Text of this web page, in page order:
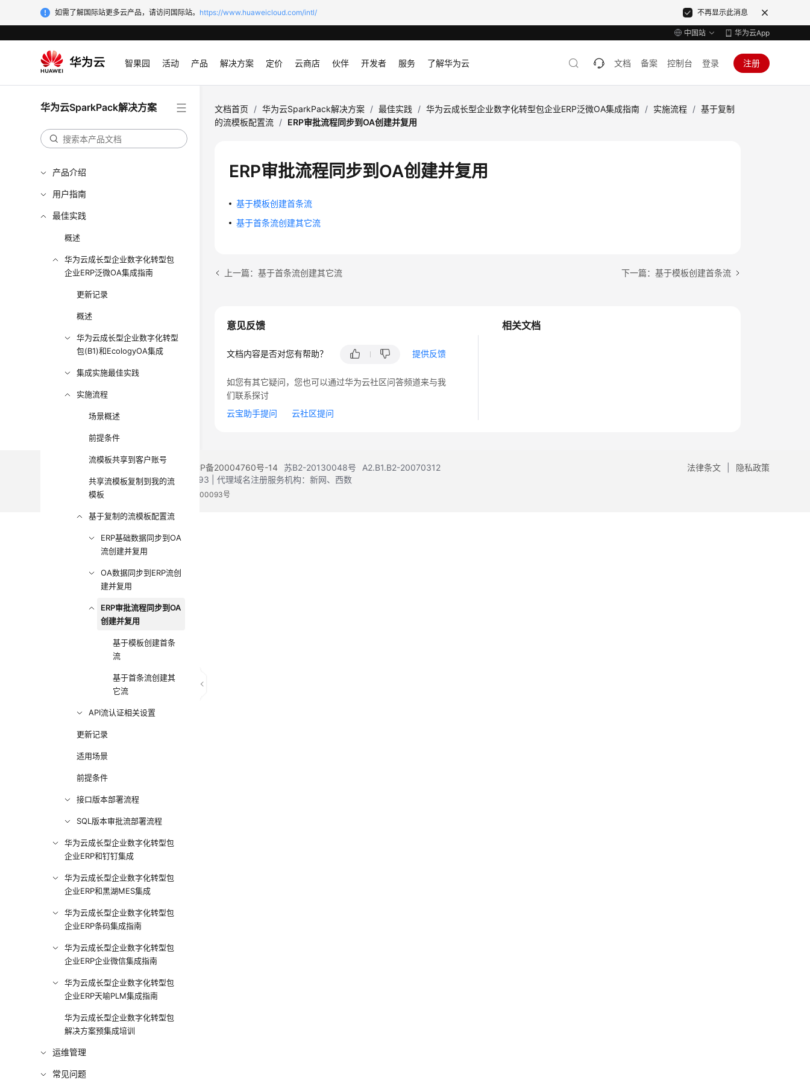
如需了解国际站更多云产品，请访问国际站。 https://www.huaweicloud.com/intl/ 不再显示此消息
中国站 华为云App
智果园 活动 产品 解决方案 定价 云商店 伙伴 开发者 服务 了解华为云 文档 备案 控制台 登录 注册
华为云SparkPack解决方案
产品介绍
用户指南
最佳实践
概述
华为云成长型企业数字化转型包
企业ERP泛微OA集成指南
更新记录
概述
华为云成长型企业数字化转型
包(B1)和EcologyOA集成
集成实施最佳实践
实施流程
场景概述
前提条件
流模板共享到客户账号
共享流模板复制到我的流
模板
基于复制的流模板配置流
ERP基础数据同步到OA
流创建并复用
OA数据同步到ERP流创
建并复用
ERP审批流程同步到OA
创建并复用
基于模板创建首条
流
基于首条流创建其
它流
API流认证相关设置
更新记录
适用场景
前提条件
接口版本部署流程
SQL版本审批流部署流程
华为云成长型企业数字化转型包
企业ERP和钉钉集成
华为云成长型企业数字化转型包
企业ERP和黑湖MES集成
华为云成长型企业数字化转型包
企业ERP条码集成指南
华为云成长型企业数字化转型包
企业ERP企业微信集成指南
华为云成长型企业数字化转型包
企业ERP天喻PLM集成指南
华为云成长型企业数字化转型包
解决方案预集成培训
运维管理
常见问题
文档首页 / 华为云SparkPack解决方案 / 最佳实践 / 华为云成长型企业数字化转型包企业ERP泛微OA集成指南 / 实施流程 / 基于复制
的流模板配置流 / ERP审批流程同步到OA创建并复用
ERP审批流程同步到OA创建并复用
基于模板创建首条流
基于首条流创建其它流
上一篇：基于首条流创建其它流 下一篇：基于模板创建首条流
相关文档
意见反馈
文档内容是否对您有帮助？ 提供反馈
如您有其它疑问，您也可以通过华为云社区问答频道来与我
们联系探讨
云宝助手提问
云社区提问
法律条文 隐私政策
©2026 Huaweicloud.com 版权所有 黔ICP备20004760号-14 苏B2-20130048号
A2.B1.B2-20070312
增值电信业务经营许可证：B1.B2-20200593 | 代理域名注册服务机构：新网、西数
电子营业执照 贵公网安备 52990002000093号